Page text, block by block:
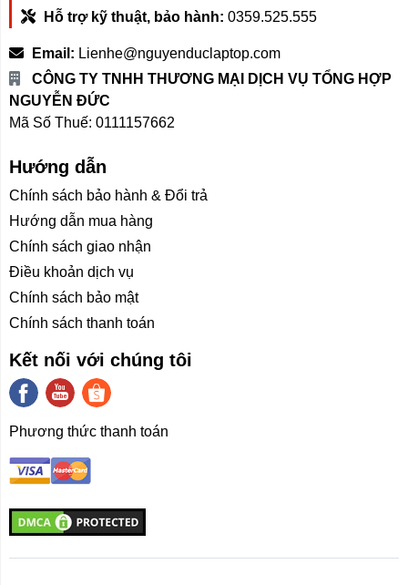
Hỗ trợ kỹ thuật, bảo hành: 0359.525.555
Email: Lienhe@nguyenduclaptop.com
CÔNG TY TNHH THƯƠNG MẠI DỊCH VỤ TỔNG HỢP
NGUYỄN ĐỨC
Mã Số Thuế: 0111157662
Hướng dẫn
Chính sách bảo hành & Đổi trả
Hướng dẫn mua hàng
Chính sách giao nhận
Điều khoản dịch vụ
Chính sách bảo mật
Chính sách thanh toán
Kết nối với chúng tôi
Phương thức thanh toán